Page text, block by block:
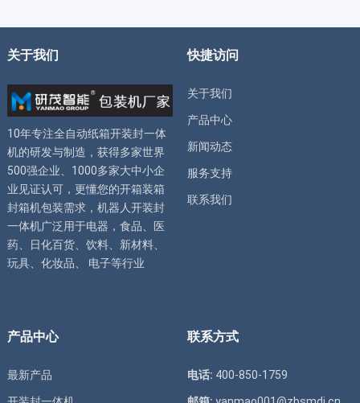
关于我们
10年专注全自动纸箱开装封一体
机的研发与制造，获得多家世界
500强企业、1000多家大中小企
业见证认可，更懂您的开箱装箱
封箱机包装需求， 机器人开装封
一体机广泛用于电器，食品、医
药、日化百货、饮料、新材料、
玩具、化妆品、 电子等行业
快捷访问
关于我们
产品中心
新闻动态
服务支持
联系我们
产品中心
最新产品
联系方式
电话: 400-850-1759